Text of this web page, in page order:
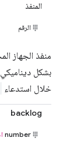
المنفذ
الرقم
منفذ الجهاز
بشكل
خلال استدعاء
backlog
number